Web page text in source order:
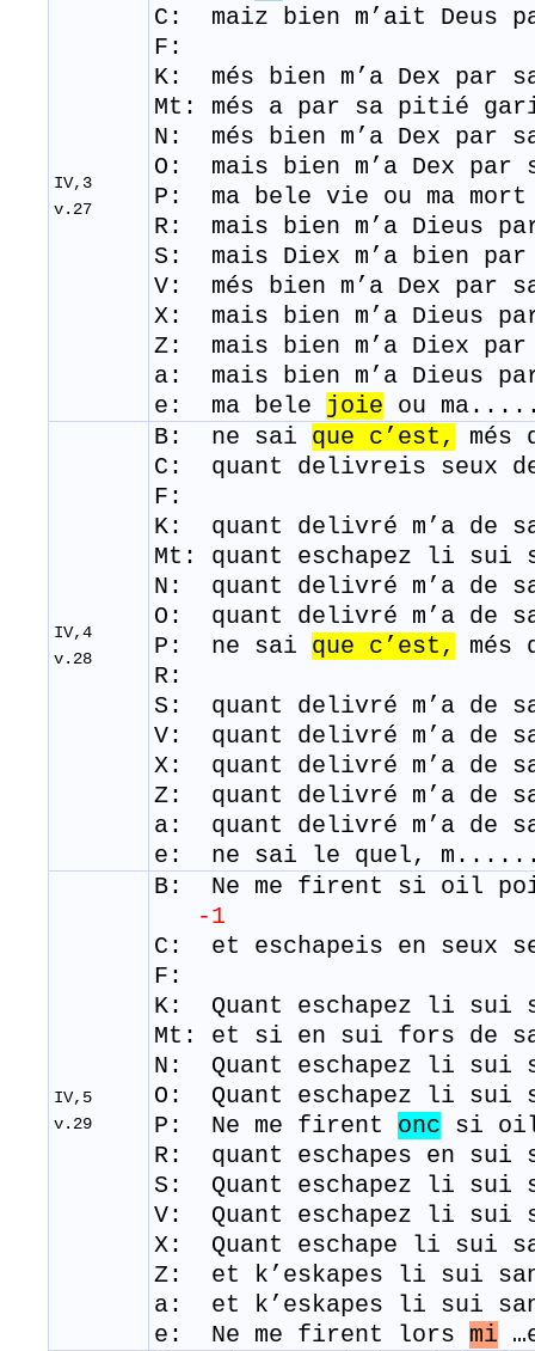
IV,3
v.27
C: maiz bien m’ait Deus
F:
K: més bien m’a Dex par
Mt: més a par sa pitié
N: més bien m’a Dex par
O: mais bien m’a Dex
P: ma bele vie ou ma mort
R: mais bien m’a Dieus
S: mais Diex m’a bien
V: més bien m’a Dex
​X: mais bien m’a Dieus
Z: mais bien m’a Diex
a: mais bien m’a Dieus
e: ma bele joie ou
IV,4
v.28
B: ne sai que c’est, més
C: quant delivreis seux
F:
K: quant delivré m’a de
Mt: quant eschapez li sui
N: quant delivré m’a de
O: quant delivré m’a de
P: ne sai que c’est, més
R:
S: quant delivré m’a de
V: quant delivré m’a de
X: quant delivré m’a de
Z: quant delivré m’a de
a: quant delivré m’a de
e: ne sai le quel,
IV,5
v.29
B: Ne me firent si oil
-1
C: et eschapeis en seux
F:
K: Quant eschapez li sui
Mt: et si en sui fors de
N: Quant eschapez li sui
O: Quant eschapez li sui
P: Ne me firent onc si oil
R: quant eschapes en sui
S: Quant eschapez li sui
V: Quant eschapez li sui
X: Quant eschape li sui
Z: et k’eskapes li sui
a: et k’eskapes li sui
e: Ne me firent lors mi